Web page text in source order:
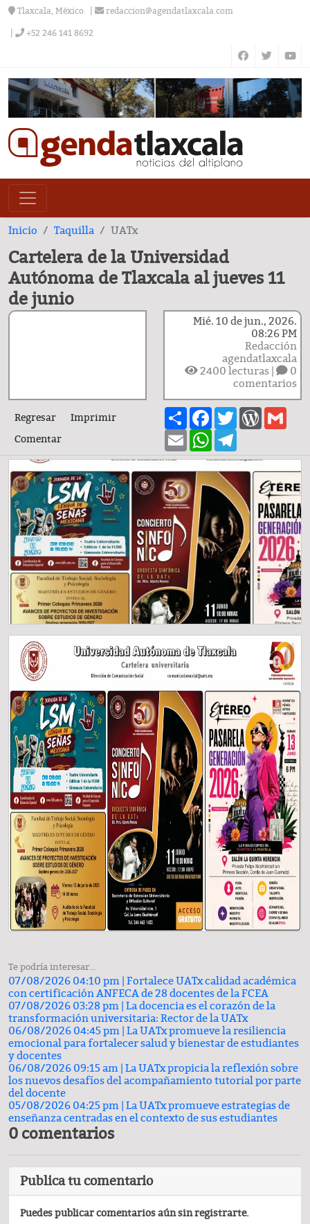
Tlaxcala, México. redaccion@agendatlaxcala.com
+52 246 141 8692
Inicio Taquilla UATx
Cartelera de la Universidad
Autónoma de Tlaxcala al jueves 11
de junio
Mié. 10 de jun., 2026.
08:26 PM
Redacción
agendatlaxcala
2400 lecturas |
0
comentarios
Regresar
Imprimir
Comentar
ShareFacebook
Twitter
EmailWhatsApp
Te podría interesar...
07/08/2026 04:10 pm | Fortalece UATx calidad académica
con certificación ANFECA de 28 docentes de la FCEA
07/08/2026 03:28 pm | La docencia es el corazón de la
transformación universitaria: Rector de la UATx
06/08/2026 04:45 pm | La UATx promueve la resiliencia
emocional para fortalecer salud y bienestar de estudiantes
y docentes
06/08/2026 09:15 am | La UATx propicia la reflexión sobre
los nuevos desafíos del acompañamiento tutorial por parte
del docente
05/08/2026 04:25 pm | La UATx promueve estrategias de
enseñanza centradas en el contexto de sus estudiantes
0 comentarios
Publica tu comentario
Puedes publicar comentarios aún sin registrarte.